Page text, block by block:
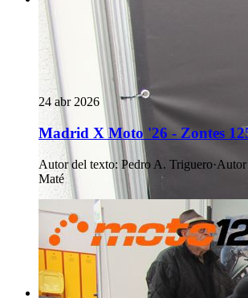
24 abr 2026
Madrid X Moto '26 - Zontes
Autor del texto: Pedro A. Triguero·Autor
Maté